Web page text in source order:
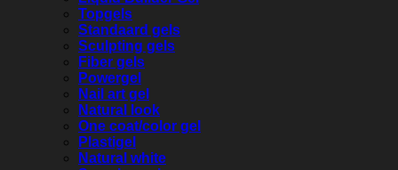
Topgels
Standaard gels
Sculpting gels
Fiber gels
Powergel
Nail art gel
Natural look
One coat/color gel
Plastigel
Natural white